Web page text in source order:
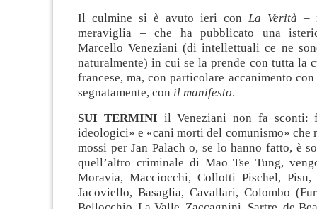
Il culmine si è avuto ieri con La Verità –
meraviglia – che ha pubblicato una
Marcello Veneziani (di intellettuali ce ne
naturalmente) in cui se la prende con tutta la
francese, ma, con particolare accanimento
segnatamente, con il manifesto.
SUI TERMINI il Veneziani non fa sconti:
ideologici» e «cani morti del comunismo» che
mossi per Jan Palach o, se lo hanno fatto, è
quell’altro criminale di Mao Tse Tung,
Moravia, Macciocchi, Collotti Pischel, Pisu,
Jacoviello, Basaglia, Cavallari, Colombo